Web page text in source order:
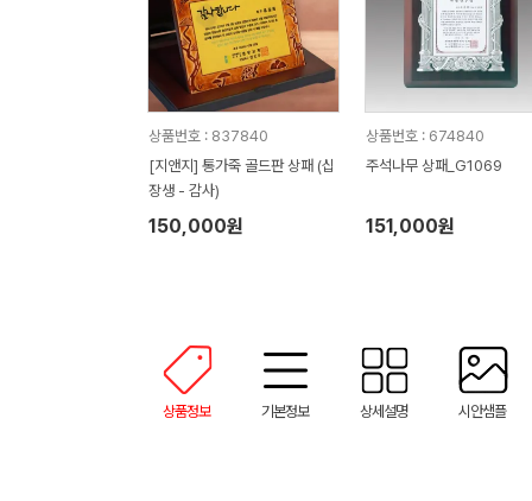
상품번호 : 837840
[지앤지] 통가죽 골드판 상패 (십
장생 - 감사)
150,000원
상품번호 : 674840
주석나무 상패_G1069
151,000원
상품정보 기본정보 상세설명 시안샘플